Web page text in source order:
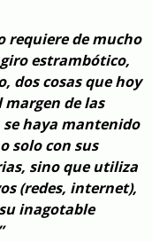
requiere de mucho
estrambótico,
dos cosas que hoy
margen de las
haya mantenido
solo con sus
sino que utiliza
(redes, internet),
inagotable